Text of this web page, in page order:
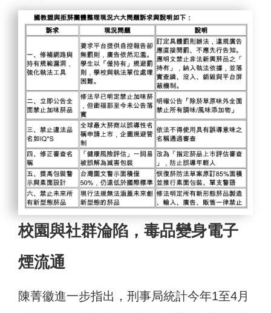
校園與社群淪陷，毒品變身電子
煙流通
陳菁徽進一步指出，刑事局統計今年1至4月